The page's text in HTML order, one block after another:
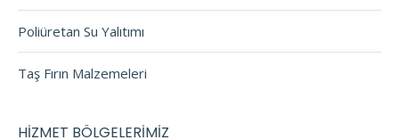
Poliüretan Su Yalıtımı
Taş Fırın Malzemeleri
HİZMET BÖLGELERİMİZ